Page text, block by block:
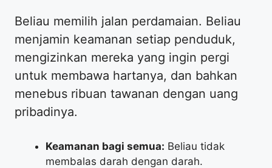
​Beliau memilih jalan perdamaian. Beliau
menjamin keamanan setiap penduduk,
mengizinkan mereka yang ingin pergi
untuk membawa hartanya, dan bahkan
menebus ribuan tawanan dengan uang
pribadinya.
Keamanan bagi semua: Beliau tidak
membalas darah dengan darah.